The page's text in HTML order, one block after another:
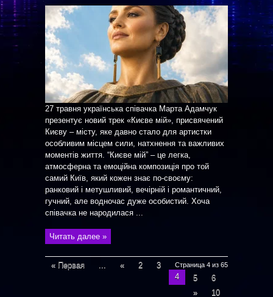
27 травня українська співачка Марта Адамчук
презентує новий трек «Києве мій», присвячений
Києву – місту, яке давно стало для артистки
особливим місцем сили, натхнення та важливих
моментів життя. “Києве мій” – це легка,
атмосферна та емоційна композиція про той
самий Київ, який кожен знає по-своєму:
ранковий і метушливий, вечірній і романтичний,
гучний, але водночас дуже особистий. Хоча
співачка не народилася ...
Читать далее »
Страница 4 из 65
« Первая ... « 2
3
4
5
6
»
10